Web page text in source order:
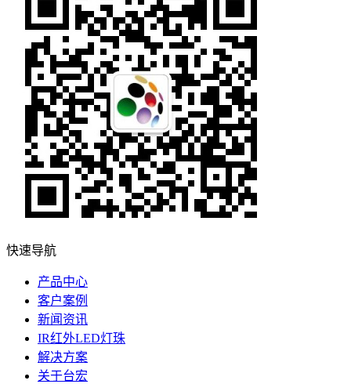
快速导航
产品中心
客户案例
新闻资讯
IR红外LED灯珠
解决方案
关于台宏